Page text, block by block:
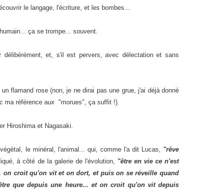
le langage, l'écriture, et les bombes...
ça se trompe... souvent.
et, s'il est pervers, avec délectation et sans
flamand rose (non, je ne dirai pas une grue, j'ai déjà donné
ma référence aux "morues", ça suffit !).
Hiroshima et Nagasaki.
le minéral, l'animal... qui, comme l'a dit Lucas, "rêve
à côté de la galerie de l'évolution, "être en vie ce n'est
on croit qu'on vit et on dort, et puis on se réveille quand
que depuis une heure... et on croit qu'on vit depuis